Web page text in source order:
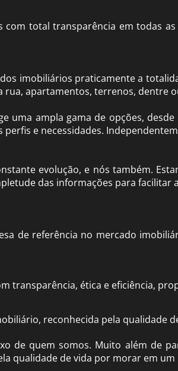
com total transparência em todas
imobiliários praticamente a
rua, apartamentos, terrenos, dentre
uma ampla gama de opções,
e necessidades.
evolução, e nós também.
das informações para facilitar
de referência no mercado
transparência, ética e eficiência,
reconhecida pela qualidade
de quem somos. Muito além de
qualidade de vida por morar em um